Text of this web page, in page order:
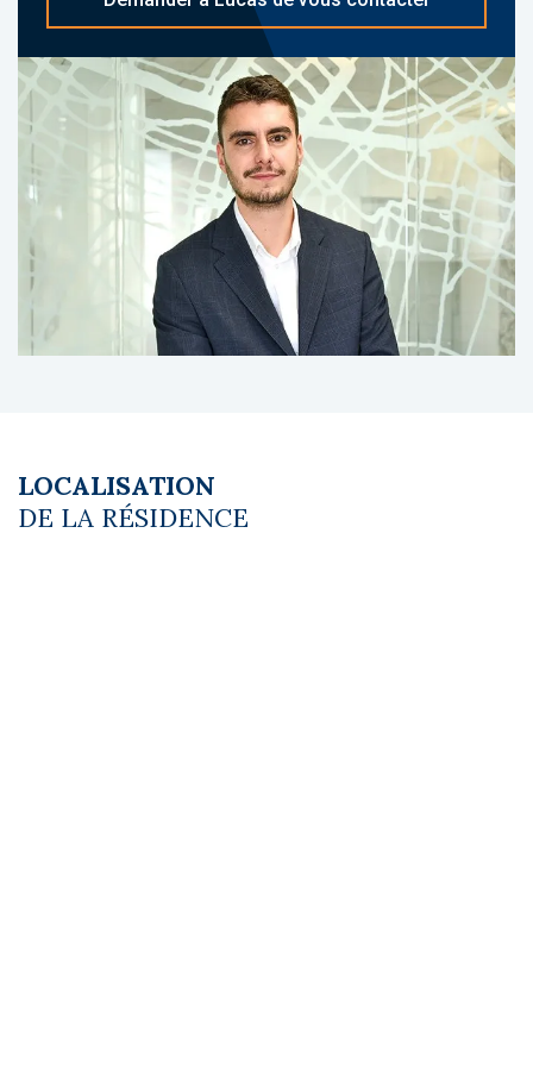
A propos du gestionnaire occupant :
Nemea : gestionnaire reconnu avec plus de
95 résidences de services en France, dont 37
résidences étudiantes. Il se distingue par la
qualité de ses emplacements, la diversité de
ses services et la solidité de ses
engagements contractuels.
Le coin du LMNP - Lucas Megret agent basé
à NEUILLY SUR SEINE - 01 84 78 46 50 - Plus
d'informations sur[email protected]réf.
part du budget prévisionnel vendeur) : 399 €.
Pas de procédure en cours. Honoraires à la
charge du vendeur
LOCALISATION
DE LA RÉSIDENCE